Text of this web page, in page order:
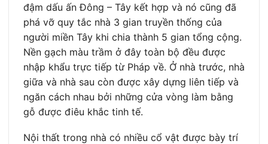
đậm dấu ấn Đông – Tây kết hợp và nó cũng đã
phá vỡ quy tắc nhà 3 gian truyền thống của
người miền Tây khi chia thành 5 gian tổng cộng.
Nền gạch màu trầm ở đây toàn bộ đều được
nhập khẩu trực tiếp từ Pháp về. Ở nhà trước, nhà
giữa và nhà sau còn được xây dựng liên tiếp và
ngăn cách nhau bởi những cửa vòng làm bằng
gỗ được điêu khắc tinh tế.
Nội thất trong nhà có nhiều cổ vật được bày trí